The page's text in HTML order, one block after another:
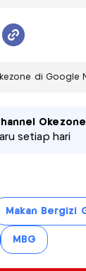
di Google
Okezone
setiap hari
Makan Bergizi
MBG